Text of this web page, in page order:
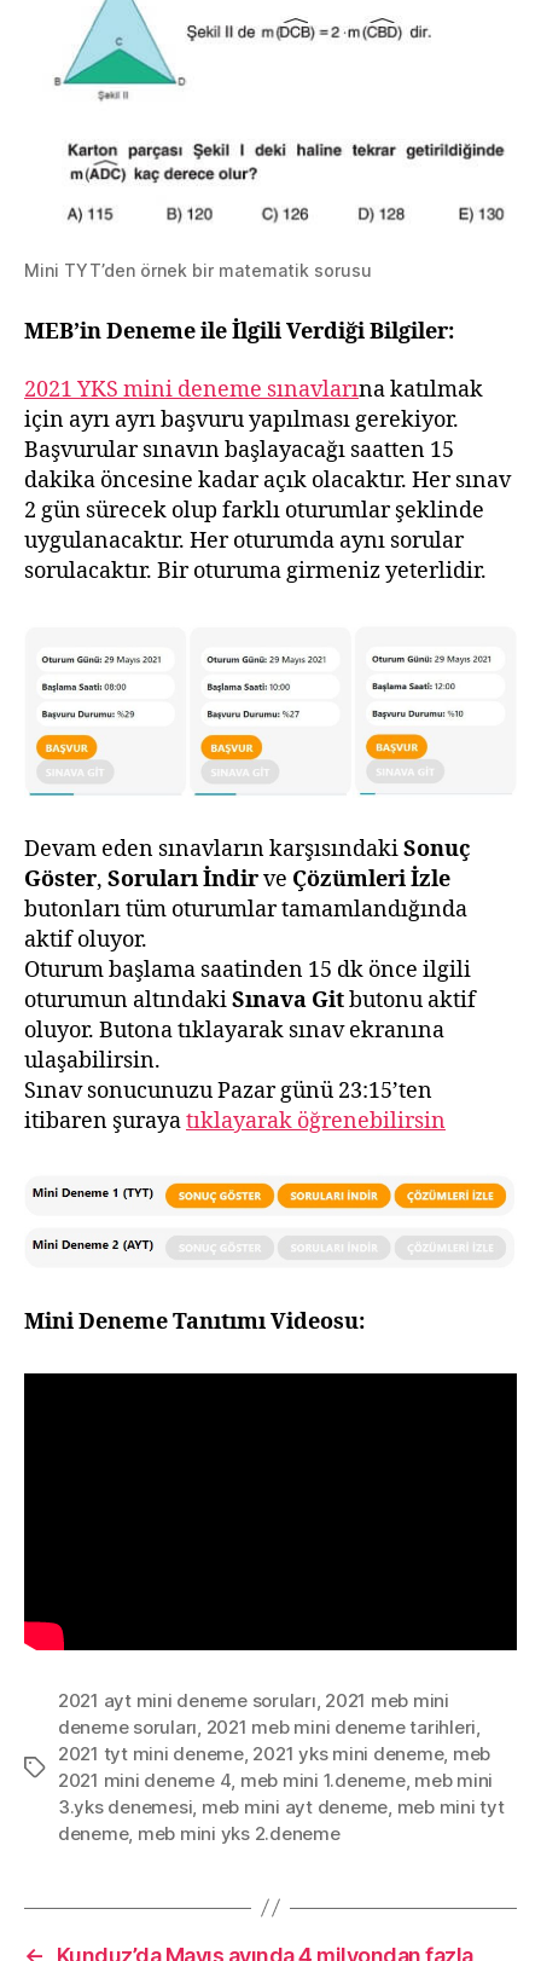
Mini TYT’den örnek bir matematik sorusu
MEB’in Deneme ile İlgili Verdiği Bilgiler:
2021 YKS mini deneme sınavlarına katılmak
için ayrı ayrı başvuru yapılması gerekiyor.
Başvurular sınavın başlayacağı saatten 15
dakika öncesine kadar açık olacaktır. Her sınav
2 gün sürecek olup farklı oturumlar şeklinde
uygulanacaktır. Her oturumda aynı sorular
sorulacaktır. Bir oturuma girmeniz yeterlidir.
Devam eden sınavların karşısındakiSonuç
Göster, Soruları İndirve Çözümleri İzle
butonları tüm oturumlar tamamlandığında
aktif oluyor.
Oturum başlama saatinden 15 dk önce ilgili
oturumun altındakiSınava Gitbutonu aktif
oluyor. Butona tıklayarak sınav ekranına
ulaşabilirsin.
Sınav sonucunuzu Pazar günü 23:15’ten
itibaren şurayatıklayarak öğrenebilirsin
Mini Deneme Tanıtımı Videosu:
Etiketler
2021 ayt mini deneme soruları, 2021 meb mini
deneme soruları, 2021 meb mini deneme tarihleri,
2021 tyt mini deneme, 2021 yks mini deneme, meb
2021 mini deneme 4, meb mini 1.deneme, meb mini
3.yks denemesi, meb mini ayt deneme, meb mini tyt
deneme, meb mini yks 2.deneme
←
Kunduz’da Mayıs ayında 4 milyondan fazla